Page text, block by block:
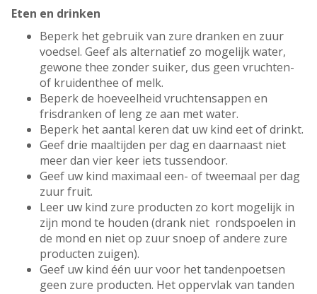
Eten en drinken
Beperk het gebruik van zure dranken en zuur
voedsel. Geef als alternatief zo mogelijk water,
gewone thee zonder suiker, dus geen vruchten-
of kruidenthee of melk.
Beperk de hoeveelheid vruchtensappen en
frisdranken of leng ze aan met water.
Beperk het aantal keren dat uw kind eet of drinkt.
Geef drie maaltijden per dag en daarnaast niet
meer dan vier keer iets tussendoor.
Geef uw kind maximaal een- of tweemaal per dag
zuur fruit.
Leer uw kind zure producten zo kort mogelijk in
zijn mond te houden (drank niet rondspoelen in
de mond en niet op zuur snoep of andere zure
producten zuigen).
Geef uw kind één uur voor het tandenpoetsen
geen zure producten. Het oppervlak van tanden